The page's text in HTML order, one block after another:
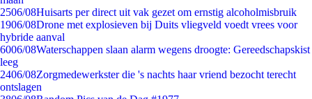
2506/08Huisarts per direct uit vak gezet om ernstig alcoholmisbruik
1906/08Drone met explosieven bij Duits vliegveld voedt vrees voor
hybride aanval
6006/08Waterschappen slaan alarm wegens droogte: Gereedschapskist
leeg
2406/08Zorgmedewerkster die 's nachts haar vriend bezocht terecht
ontslagen